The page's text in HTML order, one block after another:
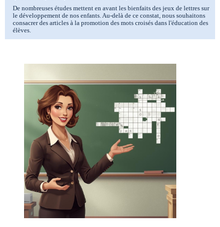
De nombreuses études mettent en avant les bienfaits des jeux de lettres sur
le développement de nos enfants. Au-delà de ce constat, nous souhaitons
consacrer des articles à la promotion des mots croisés dans l'éducation des
élèves.